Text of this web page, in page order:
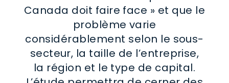
Canada doit faire face » et que le
problème varie
considérablement selon le sous-
secteur, la taille de l’entreprise,
la région et le type de capital.